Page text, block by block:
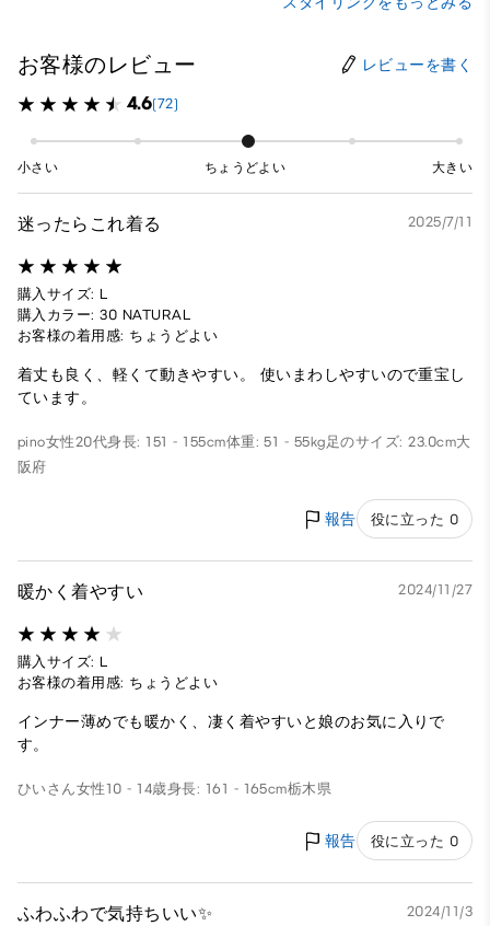
お客様のレビュー レビューを書く
4.6(72)
小さい ちょうどよい 大きい
迷ったらこれ着る 2025/7/11
購入サイズ: L
購入カラー: 30 NATURAL
お客様の着用感: ちょうどよい
着丈も良く、軽くて動きやすい。 使いまわしやすいので重宝し
ています。
pino女性20代身長: 151 - 155cm体重: 51 - 55kg足のサイズ: 23.0cm大
阪府
報告 役に立った 0
暖かく着やすい 2024/11/27
購入サイズ: L
お客様の着用感: ちょうどよい
インナー薄めでも暖かく、凄く着やすいと娘のお気に入りで
す。
ひいさん女性 10 - 14歳身長: 161 - 165cm栃木県
報告 役に立った 0
ふわふわで気持ちいい✨️ 2024/11/3